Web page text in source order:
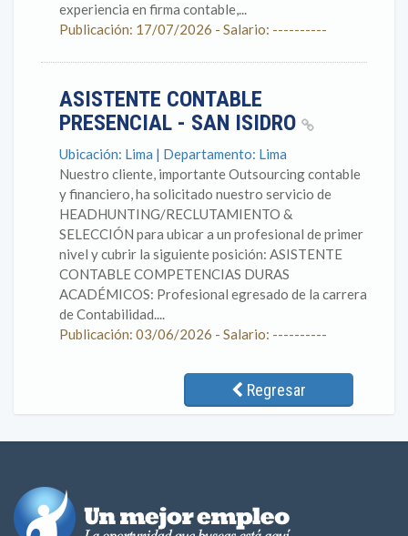
experiencia en firma contable,...
Publicación: 17/07/2026 - Salario: ----------
ASISTENTE CONTABLE
PRESENCIAL - SAN ISIDRO
Ubicación: Lima | Departamento: Lima
Nuestro cliente, importante Outsourcing contable
y financiero, ha solicitado nuestro servicio de
HEADHUNTING/RECLUTAMIENTO &
SELECCIÓN para ubicar a un profesional de primer
nivel y cubrir la siguiente posición: ASISTENTE
CONTABLE COMPETENCIAS DURAS
ACADÉMICOS: Profesional egresado de la carrera
de Contabilidad....
Publicación: 03/06/2026 - Salario: ----------
Regresar